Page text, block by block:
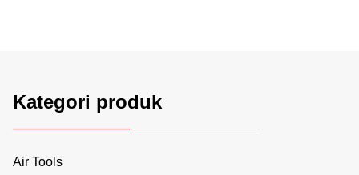
Kategori produk
Air Tools